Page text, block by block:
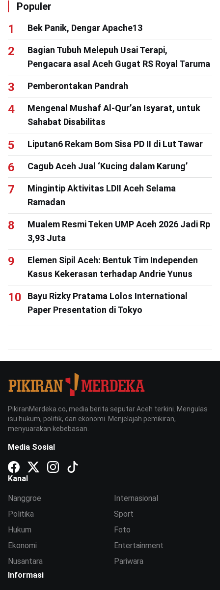
Populer
Bek Panik, Dengar Apache13
Bagian Tubuh Melepuh Usai Terapi,
Pengacara asal Aceh Gugat RS Royal Taruma
Pemberontakan Pandrah
Mengenal Mushaf Al-Qur’an Isyarat, untuk
Sahabat Disabilitas
Liputan6 Rekam Bom Sisa PD II di Lut Tawar
Cagub Aceh Jual ‘Kucing dalam Karung’
Mingintip Aktivitas LDII Aceh Selama
Ramadan
Mualem Resmi Teken UMP Aceh 2026 Jadi Rp
3,93 Juta
Elemen Sipil Aceh: Bentuk Tim Independen
Kasus Kekerasan terhadap Andrie Yunus
Bayu Rizky Pratama Lolos International
Paper Presentation di Tokyo
PikiranMerdeka.co, media berita seputar Aceh terkini. Mengulas
isu hukum, politik, dan ekonomi. Menjelajah pemikiran,
menyuarakan kebebasan.
Media Sosial
Kanal
Nanggroe
Politika
Hukum
Ekonomi
Nusantara
Internasional
Sport
Foto
Entertainment
Pariwara
Informasi